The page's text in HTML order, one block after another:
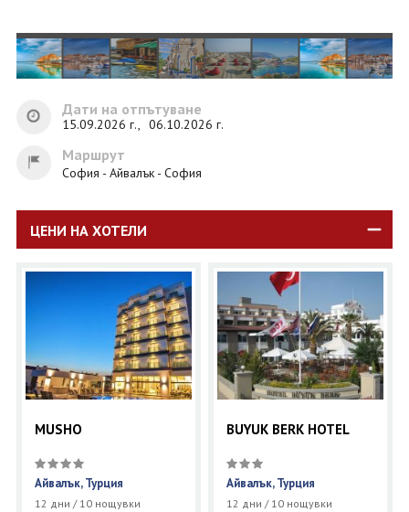
Дати на отпътуване
15.09.2026 г., 06.10.2026 г.
Маршрут
София - Айвалък - София
ЦЕНИ НА ХОТЕЛИ
MUSHO
Айвалък, Турция
12 дни / 10 нощувки
BUYUK BERK HOTEL
Айвалък, Турция
12 дни / 10 нощувки